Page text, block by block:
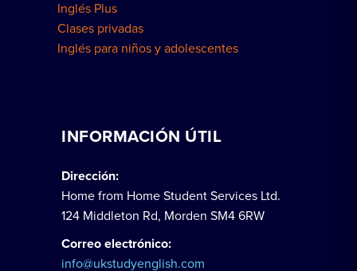
Inglés Plus
Clases privadas
Inglés para niños y adolescentes
INFORMACIÓN ÚTIL
Dirección:
Home from Home Student Services Ltd.
124 Middleton Rd, Morden SM4 6RW
Correo electrónico:
info@ukstudyenglish.com